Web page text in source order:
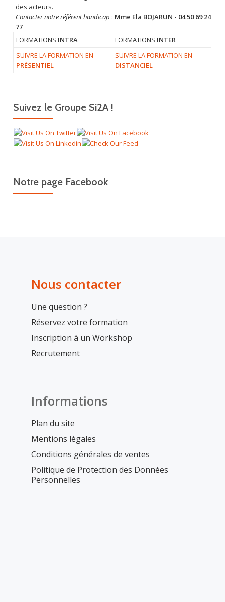
r
t
c
e
des acteurs.
Contacter notre référent handicap : Mme Ela BOJARUN - 04 50 69 24
77
FORMATIONS INTRA FORMATIONS INTER
SUIVRE LA FORMATION EN
PRÉSENTIEL
SUIVRE LA FORMATION EN
DISTANCIEL
Suivez le Groupe Si2A !
Notre page Facebook
Nous contacter
Une question ?
Réservez votre formation
Inscription à un Workshop
Recrutement
Informations
Plan du site
Mentions légales
Conditions générales de ventes
Politique de Protection des Données
Personnelles